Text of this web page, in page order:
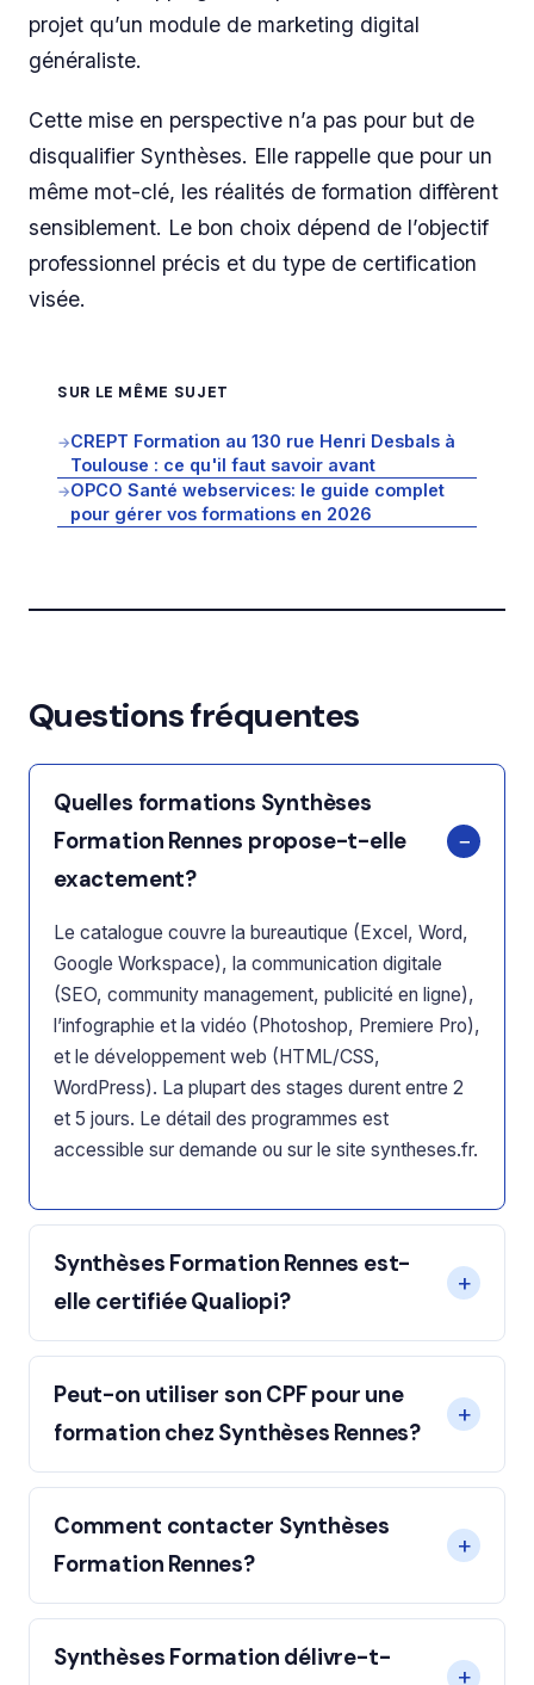
projet qu’un module de marketing digital
généraliste.
Cette mise en perspective n’a pas pour but de
disqualifier Synthèses. Elle rappelle que pour un
même mot-clé, les réalités de formation diffèrent
sensiblement. Le bon choix dépend de l’objectif
professionnel précis et du type de certification
visée.
SUR LE MÊME SUJET
→CREPT Formation au 130 rue Henri Desbals à
Toulouse : ce qu'il faut savoir avant
→OPCO Santé webservices: le guide complet
pour gérer vos formations en 2026
Questions fréquentes
Quelles formations Synthèses
Formation Rennes propose-t-elle
exactement?
Le catalogue couvre la bureautique (Excel, Word,
Google Workspace), la communication digitale
(SEO, community management, publicité en ligne),
l’infographie et la vidéo (Photoshop, Premiere Pro),
et le développement web (HTML/CSS,
WordPress). La plupart des stages durent entre 2
et 5 jours. Le détail des programmes est
accessible sur demande ou sur le site syntheses.fr.
Synthèses Formation Rennes est-
elle certifiée Qualiopi?
Peut-on utiliser son CPF pour une
formation chez Synthèses Rennes?
Comment contacter Synthèses
Formation Rennes?
Synthèses Formation délivre-t-